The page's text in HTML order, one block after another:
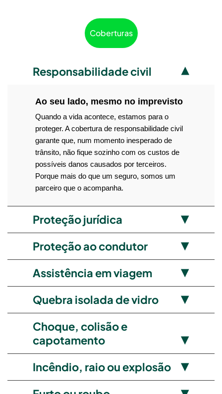
Coberturas
Responsabilidade civil
Ao seu lado, mesmo no imprevisto
Quando a vida acontece, estamos para o
proteger. A cobertura de responsabilidade civil
garante que, num momento inesperado de
trânsito, não fique sozinho com os custos de
possíveis danos causados por terceiros.
Porque mais do que um seguro, somos um
parceiro que o acompanha.
Proteção jurídica
Proteção ao condutor
Assistência em viagem
Quebra isolada de vidro
Choque, colisão e
capotamento
Incêndio, raio ou explosão